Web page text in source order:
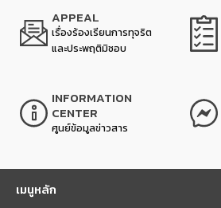
APPEAL
เรื่องร้องเรียนการทุจริต
และประพฤติมิชอบ
INFORMATION
CENTER
ศูนย์ข้อมูลข่าวสาร
เมนูหลัก